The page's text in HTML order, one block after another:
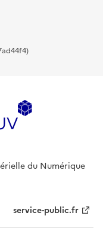
du Numérique
service-public.fr